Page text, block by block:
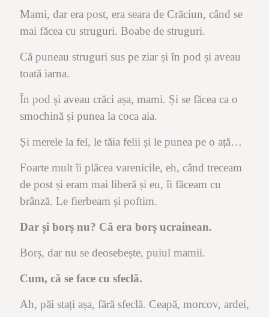
Mami, dar era post, era seara de Crăciun, când se
mai făcea cu struguri. Boabe de struguri.
Că puneau struguri sus pe ziar și în pod și aveau
toată iarna.
În pod și aveau crăci așa, mami. Și se făcea ca o
smochină și punea la coca aia.
Și merele la fel, le tăia felii și le punea pe o ață…
Foarte mult îi plăcea varenicile, eh, când treceam
de post și eram mai liberă și eu, îi făceam cu
brânză. Le fierbeam și poftim.
Dar și borș nu? Că era borș ucrainean.
Borș, dar nu se deosebește, puiul mamii.
Cum, că se face cu sfeclă.
Ah, păi stați așa, fără sfeclă. Ceapă, morcov, ardei,